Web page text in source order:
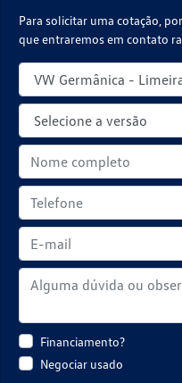
Para solicitar uma cotação,
que entraremos em contato
Financiamento?
Negociar usado